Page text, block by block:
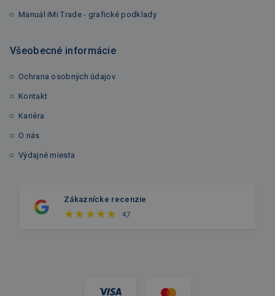
Manuál iMi Trade - grafické podklady
Všeobecné informácie
Ochrana osobných údajov
Kontakt
Kariéra
O nás
Výdajné miesta
Zákaznícke recenzie
4,7